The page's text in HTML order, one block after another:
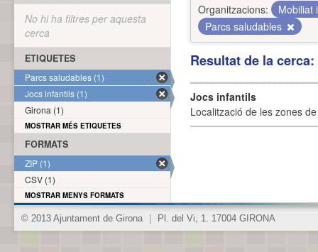
Organitzacions:
Mobiliat
Parcs saludables
Resultat de la
Jocs infantils
Localització de les zones
No hi ha filtres per aquesta
cerca
ETIQUETES
Parcs saludables (1)
Jocs infantils (1)
Girona (1)
MOSTRAR MÉS ETIQUETES
FORMATS
ZIP (1)
CSV (1)
MOSTRAR MENYS FORMATS
© 2013 Ajuntament de Girona Pl. del Vi, 1. 17004 GIRONA